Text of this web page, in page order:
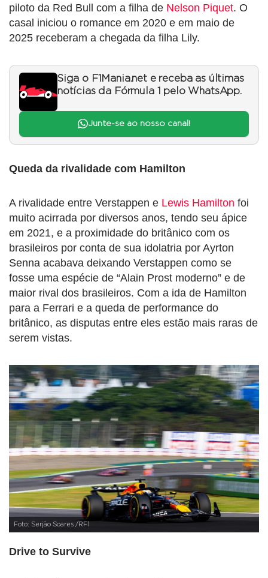
piloto da Red Bull com a filha de Nelson Piquet. O
casal iniciou o romance em 2020 e em maio de
2025 receberam a chegada da filha Lily.
Siga o F1Mania.net e receba as últimas
notícias da Fórmula 1 pelo WhatsApp.
Junte-se ao nosso canal!
Queda da rivalidade com Hamilton
A rivalidade entre Verstappen e Lewis Hamilton foi
muito acirrada por diversos anos, tendo seu ápice
em 2021, e a proximidade do britânico com os
brasileiros por conta de sua idolatria por Ayrton
Senna acabava deixando Verstappen como se
fosse uma espécie de “Alain Prost moderno” e de
maior rival dos brasileiros. Com a ida de Hamilton
para a Ferrari e a queda de performance do
britânico, as disputas entre eles estão mais raras de
serem vistas.
Foto: Serjão Soares /RF1
Drive to Survive